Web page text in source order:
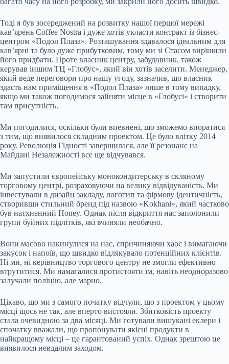
Тоді я був зосереджений на розвитку нашої першої мережі
кав’ярень Coffee Nostra і дуже хотів укласти контракт із бізнес-
центром «Подол Плаза». Розташування здавалося ідеальним для
кав’ярні та було дуже прибутковим, тому ми зі Стасом вирішили
його придбати. Проте власник центру, забудовник, також
керував іншим ТЦ «Глобус», який він хотів заселити. Менеджер,
який веде переговори про нашу угоду, зазначив, що власник
здасть нам приміщення в «Подол Плаза» лише в тому випадку,
якщо ми також погодимося зайняти місце в «Глобусі» і створити
там присутність.
Ми погодилися, оскільки були впевнені, що зможемо впоратися
з тим, що виявилося складним проектом. Це було влітку 2014
року. Революція Гідності завершилася, але її резонанс на
Майдані Незалежності все ще відчувався.
Ми запустили європейську монокондитерську в скляному
торговому центрі, розраховуючи на велику відвідуваність. Ми
інвестували в дизайн закладу, логотип та фірмову ідентичність,
створивши стильний бренд під назвою «Kokhani», який частково
був натхненний Honey. Однак після відкриття нас заполонили
групи буйних підлітків, які вчиняли необачно.
Вони масово накинулися на нас, спричиняючи хаос і вимагаючи
закусок і напоїв, що швидко відлякувало потенційних клієнтів.
Ні ми, ні керівництво торгового центру не змогли ефективно
втрутитися. Ми намагалися протистояти їм, навіть неодноразово
залучали поліцію, але марно.
Цікаво, що ми з самого початку відчули, що з проектом у цьому
місці щось не так, але вперто вистояли. Збитковість проекту
стала очевидною за два місяці. Ми готували вишукані еклери і
спочатку вважали, що пропонувати якісні продукти в
найкращому місці – це гарантований успіх. Однак зрештою це
виявилося невдалим заходом.